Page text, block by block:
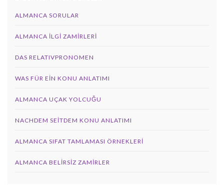
ALMANCA SORULAR
ALMANCA İLGI ZAMIRLERI
DAS RELATIVPRONOMEN
WAS FÜR EIN KONU ANLATIMI
ALMANCA UÇAK YOLCUĞU
NACHDEM SEITDEM KONU ANLATIMI
ALMANCA SIFAT TAMLAMASI ÖRNEKLERI
ALMANCA BELIRSIZ ZAMIRLER